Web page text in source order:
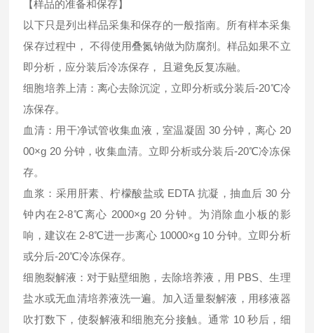
【样品的准备和保存】
以下只是列出样品采集和保存的一般指南。所有样本采集
保存过程中， 不得使用叠氮钠做为防腐剂。样品如果不立
即分析，应分装后冷冻保存， 且避免反复冻融。
细胞培养上清：离心去除沉淀，立即分析或分装后-20℃冷
冻保存。
血清：用干净试管收集血液，室温凝固 30 分钟，离心 20
00×g 20 分钟，收集血清。立即分析或分装后-20℃冷冻保
存。
血浆：采用肝素、柠檬酸盐或 EDTA 抗凝，抽血后 30 分
钟内在2-8℃离心 2000×g 20 分钟。为消除血小板的影
响，建议在 2-8℃进一步离心 10000×g 10 分钟。立即分析
或分后-20℃冷冻保存。
细胞裂解液：对于贴壁细胞，去除培养液，用 PBS、生理
盐水或无血清培养液洗一遍。加入适量裂解液，用移液器
吹打数下，使裂解液和细胞充分接触。通常 10 秒后，细